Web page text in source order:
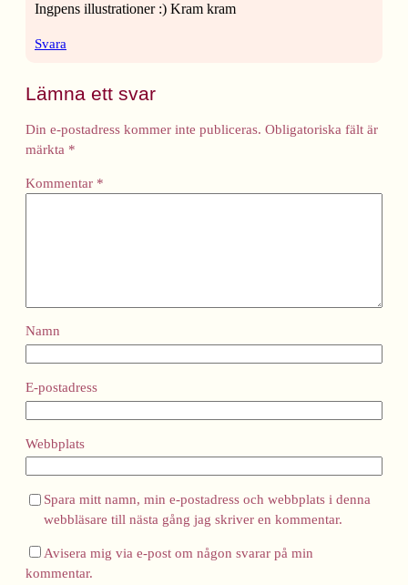
Ingpens illustrationer :) Kram kram
Svara
Lämna ett svar
Din e-postadress kommer inte publiceras. Obligatoriska fält är
märkta *
Kommentar *
Namn
E-postadress
Webbplats
Spara mitt namn, min e-postadress och webbplats i denna
webbläsare till nästa gång jag skriver en kommentar.
Avisera mig via e-post om någon svarar på min
kommentar.